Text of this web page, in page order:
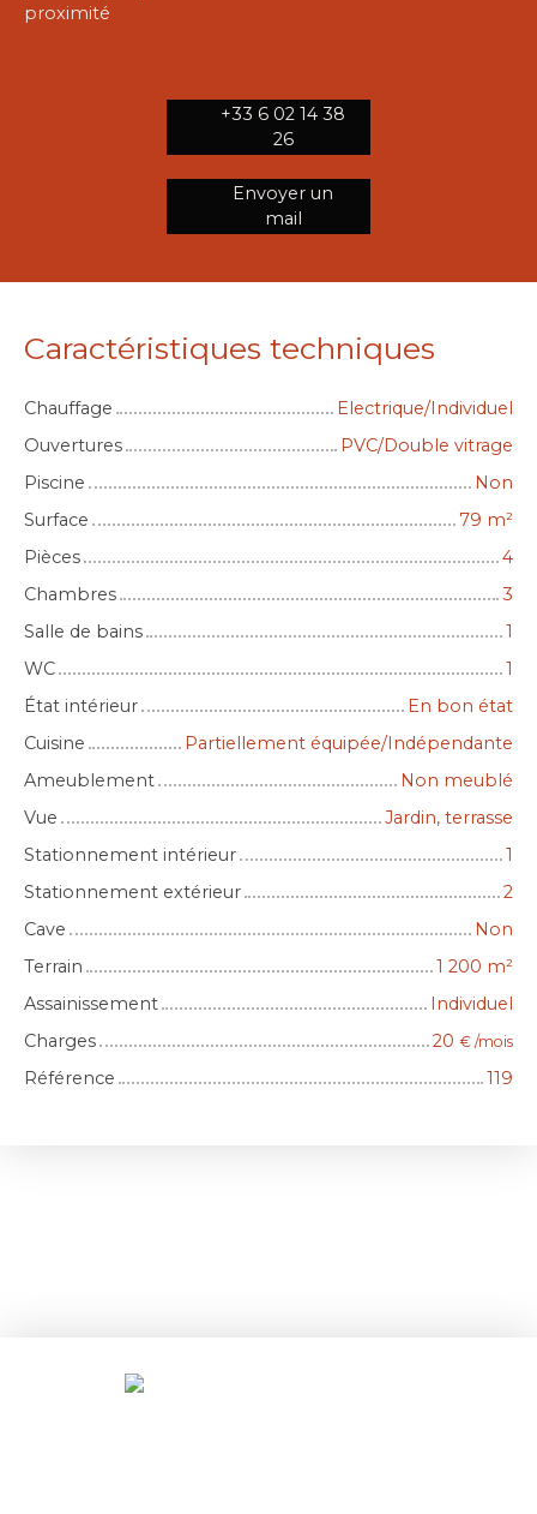
proximité
+33 6 02 14 38
26
Envoyer un
mail
Caractéristiques techniques
Chauffage
Electrique/Individuel
Ouvertures
PVC/Double vitrage
Piscine
Non
Surface
79 m²
Pièces
4
Chambres
3
Salle de bains
1
WC
1
État intérieur
En bon état
Cuisine
Partiellement équipée/Indépendante
Ameublement
Non meublé
Vue
Jardin, terrasse
Stationnement intérieur
1
Stationnement extérieur
2
Cave
Non
Terrain
1 200 m²
Assainissement
Individuel
Charges
20 € /mois
Référence 119